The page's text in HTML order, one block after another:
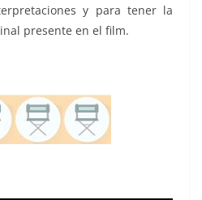
y para tener la
presente en el film.